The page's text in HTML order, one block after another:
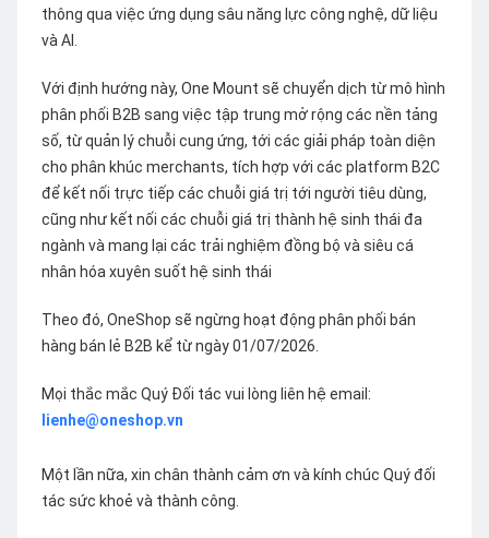
thông qua việc ứng dụng sâu năng lực công nghệ, dữ liệu
và AI.
Với định hướng này, One Mount sẽ chuyển dịch từ mô hình
phân phối B2B sang việc tập trung mở rộng các nền tảng
số, từ quản lý chuỗi cung ứng, tới các giải pháp toàn diện
cho phân khúc merchants, tích hợp với các platform B2C
để kết nối trực tiếp các chuỗi giá trị tới người tiêu dùng,
cũng như kết nối các chuỗi giá trị thành hệ sinh thái đa
ngành và mang lại các trải nghiệm đồng bộ và siêu cá
nhân hóa xuyên suốt hệ sinh thái
Theo đó, OneShop sẽ ngừng hoạt động phân phối bán
hàng bán lẻ B2B kể từ ngày 01/07/2026.
Mọi thắc mắc Quý Đối tác vui lòng liên hệ email:
lienhe@oneshop.vn
Một lần nữa, xin chân thành cảm ơn và kính chúc Quý đối
tác sức khoẻ và thành công.